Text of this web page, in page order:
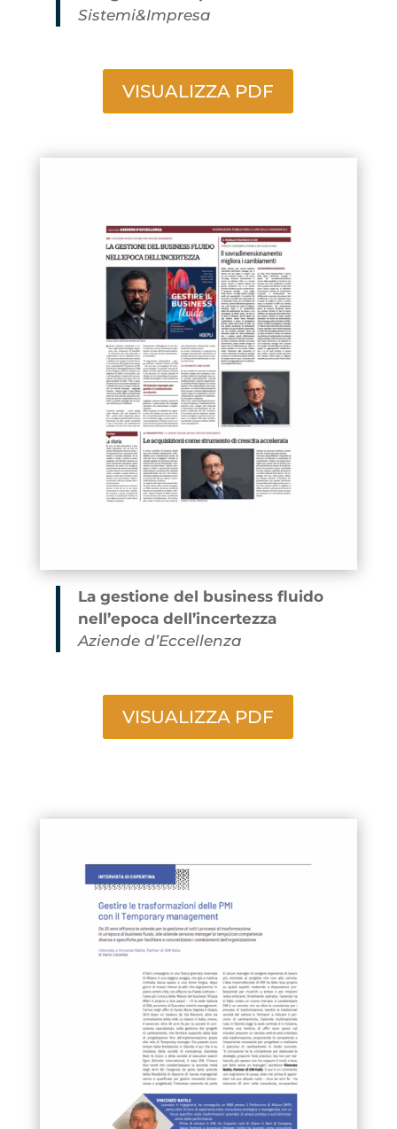
Sistemi&Impresa
VISUALIZZA PDF
La gestione del business fluido
nell’epoca dell’incertezza
Aziende d’Eccellenza
VISUALIZZA PDF